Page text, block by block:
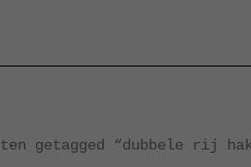
getagged “dubbele rij